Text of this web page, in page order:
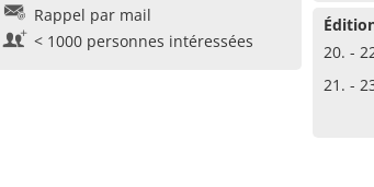
Rappel par mail
< 1000 personnes intéressées
20. -
21. -